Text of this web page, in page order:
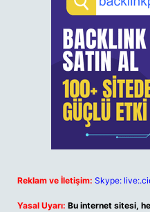
Reklam ve İletişim: Skype:
Yasal Uyarı: Bu internet sitesi,